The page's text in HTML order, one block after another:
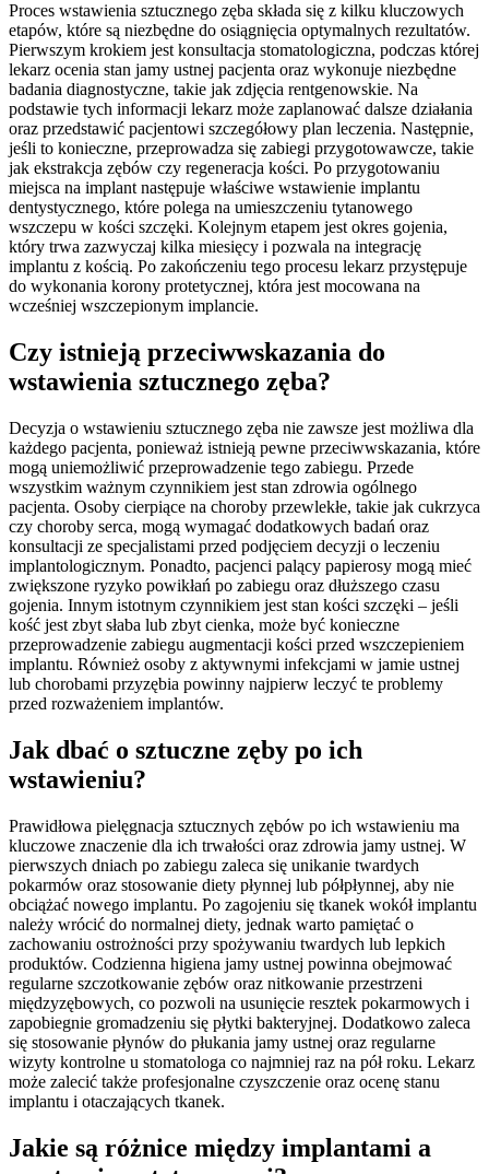
Proces wstawienia sztucznego zęba składa się z kilku kluczowych
etapów, które są niezbędne do osiągnięcia optymalnych rezultatów.
Pierwszym krokiem jest konsultacja stomatologiczna, podczas której
lekarz ocenia stan jamy ustnej pacjenta oraz wykonuje niezbędne
badania diagnostyczne, takie jak zdjęcia rentgenowskie. Na
podstawie tych informacji lekarz może zaplanować dalsze działania
oraz przedstawić pacjentowi szczegółowy plan leczenia. Następnie,
jeśli to konieczne, przeprowadza się zabiegi przygotowawcze, takie
jak ekstrakcja zębów czy regeneracja kości. Po przygotowaniu
miejsca na implant następuje właściwe wstawienie implantu
dentystycznego, które polega na umieszczeniu tytanowego
wszczepu w kości szczęki. Kolejnym etapem jest okres gojenia,
który trwa zazwyczaj kilka miesięcy i pozwala na integrację
implantu z kością. Po zakończeniu tego procesu lekarz przystępuje
do wykonania korony protetycznej, która jest mocowana na
wcześniej wszczepionym implancie.
Czy istnieją przeciwwskazania do
wstawienia sztucznego zęba?
Decyzja o wstawieniu sztucznego zęba nie zawsze jest możliwa dla
każdego pacjenta, ponieważ istnieją pewne przeciwwskazania, które
mogą uniemożliwić przeprowadzenie tego zabiegu. Przede
wszystkim ważnym czynnikiem jest stan zdrowia ogólnego
pacjenta. Osoby cierpiące na choroby przewlekłe, takie jak cukrzyca
czy choroby serca, mogą wymagać dodatkowych badań oraz
konsultacji ze specjalistami przed podjęciem decyzji o leczeniu
implantologicznym. Ponadto, pacjenci palący papierosy mogą mieć
zwiększone ryzyko powikłań po zabiegu oraz dłuższego czasu
gojenia. Innym istotnym czynnikiem jest stan kości szczęki – jeśli
kość jest zbyt słaba lub zbyt cienka, może być konieczne
przeprowadzenie zabiegu augmentacji kości przed wszczepieniem
implantu. Również osoby z aktywnymi infekcjami w jamie ustnej
lub chorobami przyzębia powinny najpierw leczyć te problemy
przed rozważeniem implantów.
Jak dbać o sztuczne zęby po ich
wstawieniu?
Prawidłowa pielęgnacja sztucznych zębów po ich wstawieniu ma
kluczowe znaczenie dla ich trwałości oraz zdrowia jamy ustnej. W
pierwszych dniach po zabiegu zaleca się unikanie twardych
pokarmów oraz stosowanie diety płynnej lub półpłynnej, aby nie
obciążać nowego implantu. Po zagojeniu się tkanek wokół implantu
należy wrócić do normalnej diety, jednak warto pamiętać o
zachowaniu ostrożności przy spożywaniu twardych lub lepkich
produktów. Codzienna higiena jamy ustnej powinna obejmować
regularne szczotkowanie zębów oraz nitkowanie przestrzeni
międzyzębowych, co pozwoli na usunięcie resztek pokarmowych i
zapobiegnie gromadzeniu się płytki bakteryjnej. Dodatkowo zaleca
się stosowanie płynów do płukania jamy ustnej oraz regularne
wizyty kontrolne u stomatologa co najmniej raz na pół roku. Lekarz
może zalecić także profesjonalne czyszczenie oraz ocenę stanu
implantu i otaczających tkanek.
Jakie są różnice między implantami a